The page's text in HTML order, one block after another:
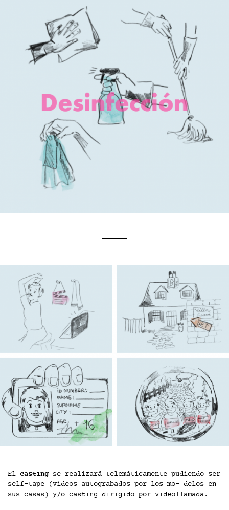
El casting se realizará telemáticamente pudiendo ser
self-tape (videos autograbados por los mo- delos en
sus casas) y/o casting dirigido por videollamada.